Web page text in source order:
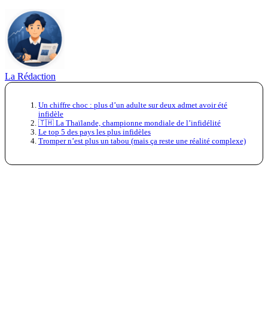
La Rédaction
Un chiffre choc : plus d’un adulte sur deux admet avoir été
infidèle
🇹🇭 La Thaïlande, championne mondiale de l’infidélité
Le top 5 des pays les plus infidèles
Tromper n’est plus un tabou (mais ça reste une réalité complexe)